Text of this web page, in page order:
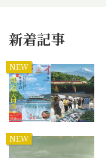
新着記事
NEW
NEW